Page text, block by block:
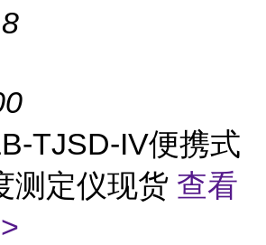
TJSD-IV便携式
测定仪现货 查看